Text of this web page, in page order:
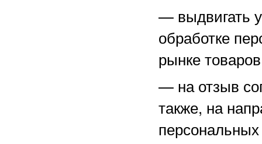
— выдвигать
обработке
рынке
— на отзыв
также, на